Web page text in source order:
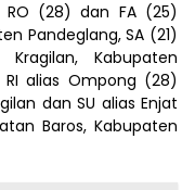
(28) dan FA (25)
Pandeglang, SA (21)
Kabupaten
alias Ompong (28)
dan SU alias Enjat
Baros, Kabupaten